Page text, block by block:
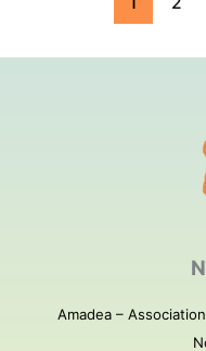
Amadea –